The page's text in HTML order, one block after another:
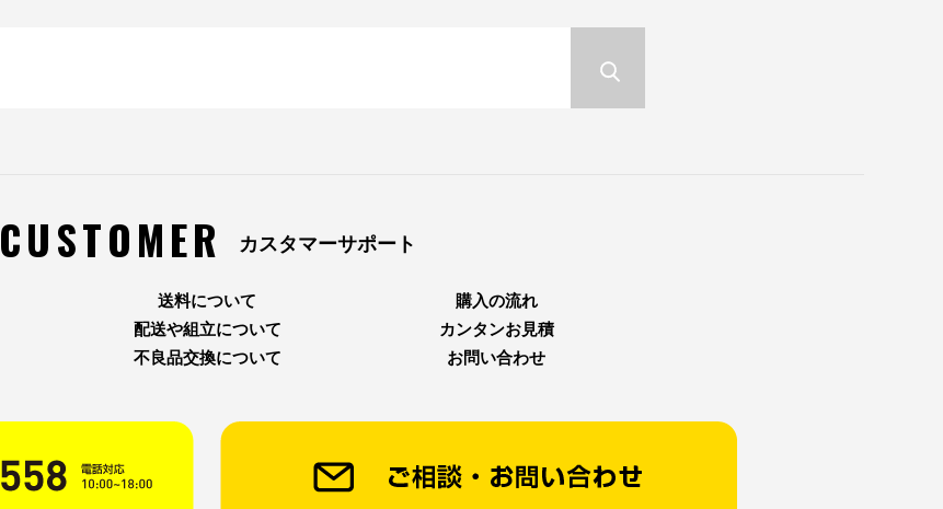
CUSTOMER カスタマーサポート
送料について
配送や組立について
不良品交換について
購入の流れ
カンタンお見積
お問い合わせ